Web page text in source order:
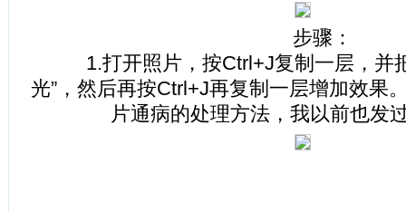
步骤：
1.打开照片，按Ctrl+J复制一层，并
光”，然后再按Ctrl+J再复制一层增加效果
片通病的处理方法，我以前也发